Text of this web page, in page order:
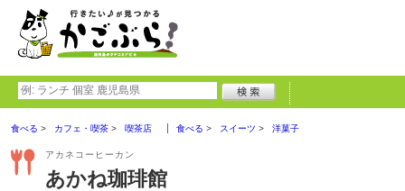
食べる カフェ・喫茶 喫茶店 食べる スイーツ 洋菓子
アカネコーヒーカン
あかね珈琲館